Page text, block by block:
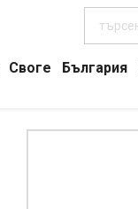
Своге България